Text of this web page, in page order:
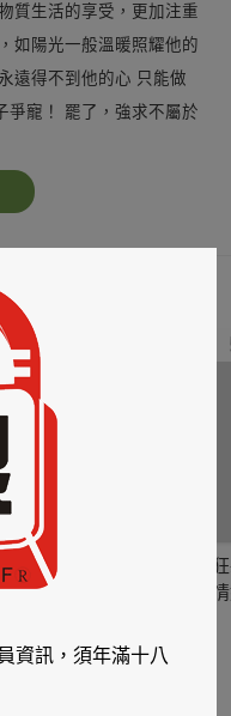
質生活的享受，更加注重
如陽光一般溫暖照耀他的
遠得不到他的心 只能做
爭寵！ 罷了，強求不屬於
情竊竹心～魅惑之
四
資訊，須年滿十八